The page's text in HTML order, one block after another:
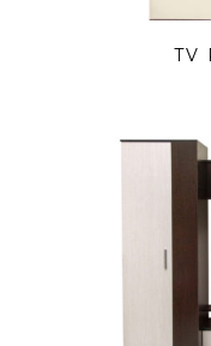
TV